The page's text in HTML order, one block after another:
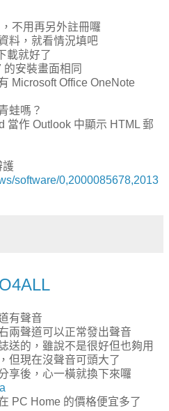
不用再另外註冊囉
料，就看情況填吧
載就好了
安裝畫面相同
Microsoft Office OneNote
蛙嗎？
當作 Outlook 中顯示 HTML 郵
護
software/0,2000085678,2013
有聲音
兩聲道可以正常發出聲音
送的，雖說不是很好但也夠用
但現在沒聲音可頭大了
享後，心一橫就換下來囉
PC Home 的價格便宜多了